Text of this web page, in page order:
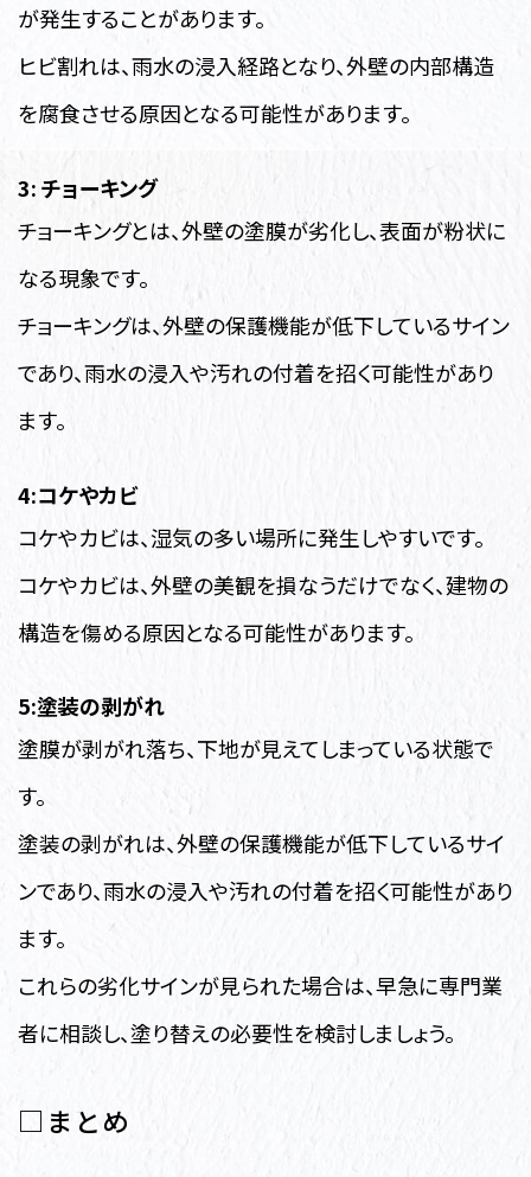
が発生することがあります。
ヒビ割れは、雨水の浸入経路となり、外壁の内部構造
を腐食させる原因となる可能性があります。
3: チョーキング
チョーキングとは、外壁の塗膜が劣化し、表面が粉状に
なる現象です。
チョーキングは、外壁の保護機能が低下しているサイン
であり、雨水の浸入や汚れの付着を招く可能性があり
ます。
4:コケやカビ
コケやカビは、湿気の多い場所に発生しやすいです。
コケやカビは、外壁の美観を損なうだけでなく、建物の
構造を傷める原因となる可能性があります。
5:塗装の剥がれ
塗膜が剥がれ落ち、下地が見えてしまっている状態で
す。
塗装の剥がれは、外壁の保護機能が低下しているサイ
ンであり、雨水の浸入や汚れの付着を招く可能性があり
ます。
これらの劣化サインが見られた場合は、早急に専門業
者に相談し、塗り替えの必要性を検討しましょう。
□まとめ